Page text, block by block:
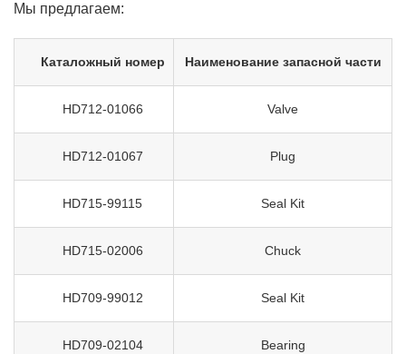
Мы предлагаем:
Каталожный номер Наименование запасной части
HD712-01066 Valve
HD712-01067 Plug
HD715-99115 Seal Kit
HD715-02006 Chuck
HD709-99012 Seal Kit
HD709-02104 Bearing